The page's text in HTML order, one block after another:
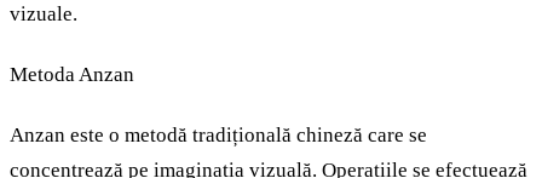
vizuale.
Metoda Anzan
Anzan este o metodă tradițională chineză care se
concentrează pe imaginația vizuală. Operațiile se efectuează